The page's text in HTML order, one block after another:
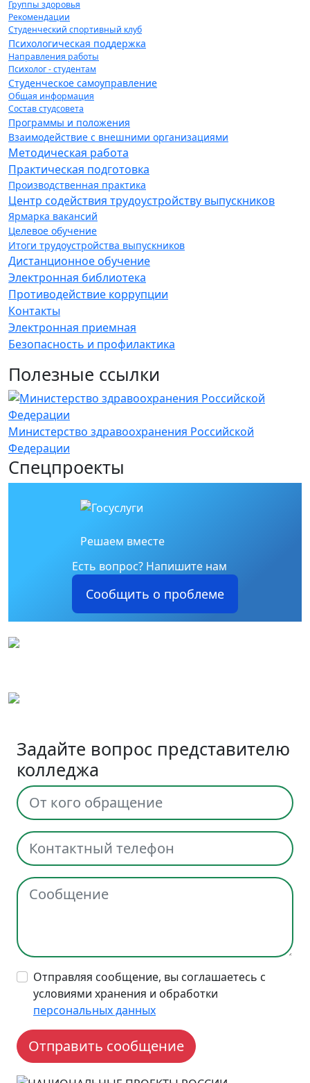
Группы здоровья
Рекомендации
Студенческий спортивный клуб
Психологическая поддержка
Направления работы
Психолог - студентам
Студенческое самоуправление
Общая информация
Состав студсовета
Программы и положения
Взаимодействие с внешними организациями
Методическая работа
Практическая подготовка
Производственная практика
Центр содействия трудоустройству выпускников
Ярмарка вакансий
Целевое обучение
Итоги трудоустройства выпускников
Дистанционное обучение
Электронная библиотека
Противодействие коррупции
Контакты
Электронная приемная
Безопасность и профилактика
Полезные ссылки
Министерство здравоохранения Российской
Федерации
Спецпроекты
Решаем вместе
Есть вопрос? Напишите нам
Сообщить о проблеме
Задайте вопрос представителю
колледжа
Отправляя сообщение, вы соглашаетесь с
условиями хранения и обработки
персональных данных